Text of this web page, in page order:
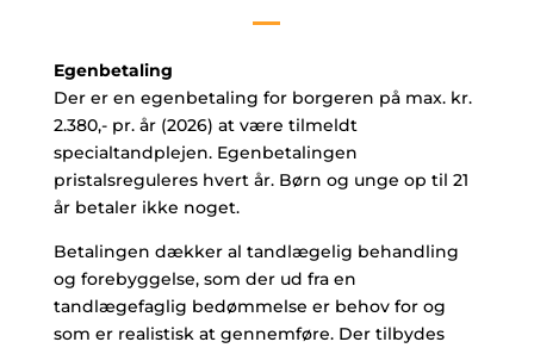
Egenbetaling
Der er en egenbetaling for borgeren på max. kr.
2.380,- pr. år (2026) at være tilmeldt
specialtandplejen. Egenbetalingen
pristalsreguleres hvert år. Børn og unge op til 21
år betaler ikke noget.
Betalingen dækker al tandlægelig behandling
og forebyggelse, som der ud fra en
tandlægefaglig bedømmelse er behov for og
som er realistisk at gennemføre. Der tilbydes